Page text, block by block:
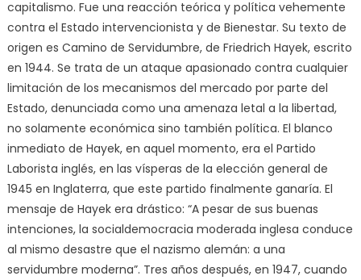
capitalismo. Fue una reacción teórica y política vehemente
contra el Estado intervencionista y de Bienestar. Su texto de
origen es Camino de Servidumbre, de Friedrich Hayek, escrito
en 1944. Se trata de un ataque apasionado contra cualquier
limitación de los mecanismos del mercado por parte del
Estado, denunciada como una amenaza letal a la libertad,
no solamente económica sino también política. El blanco
inmediato de Hayek, en aquel momento, era el Partido
Laborista inglés, en las vísperas de la elección general de
1945 en Inglaterra, que este partido finalmente ganaría. El
mensaje de Hayek era drástico: “A pesar de sus buenas
intenciones, la socialdemocracia moderada inglesa conduce
al mismo desastre que el nazismo alemán: a una
servidumbre moderna”. Tres años después, en 1947, cuando